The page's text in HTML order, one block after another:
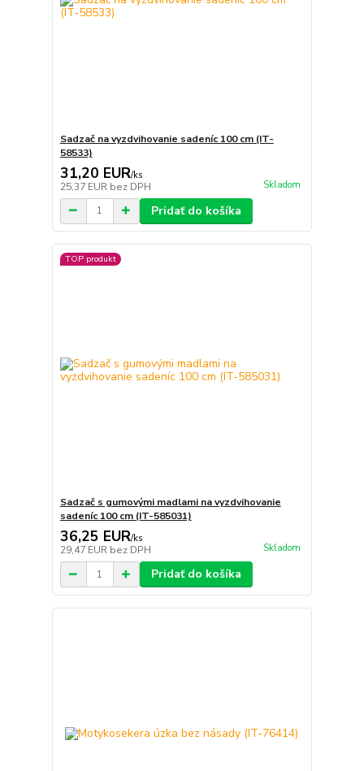
Sadzač na vyzdvihovanie sadeníc 100 cm (IT-
58533)
31,20 EUR/ks
25,37 EUR bez DPH Skladom
Pridať do košíka
TOP produkt
Sadzač s gumovými madlami na vyzdvihovanie
sadeníc 100 cm (IT-585031)
36,25 EUR/ks
29,47 EUR bez DPH Skladom
Pridať do košíka